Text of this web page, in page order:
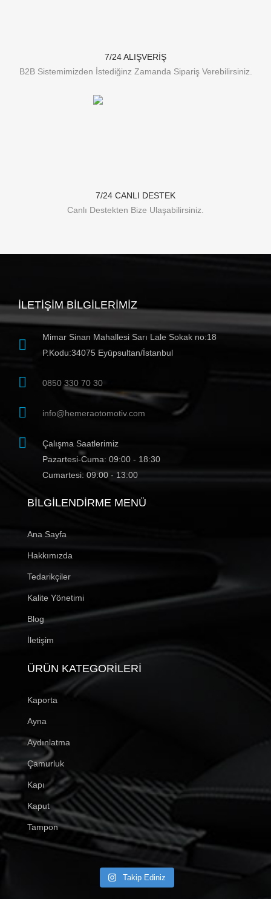
7/24 ALIŞVERİŞ
B2B Sistemimizden İstediğinz Zamanda Sipariş Verebilirsiniz.
7/24 CANLI DESTEK
Canlı Destekten Bize Ulaşabilirsiniz.
İLETIŞIM BILGILERIMIZ
Mimar Sinan Mahallesi Sarı Lale Sokak no:18
P.Kodu:34075 Eyüpsultan/İstanbul
0850 330 70 30
info@hemeraotomotiv.com
Çalışma Saatlerimiz
Pazartesi-Cuma: 09:00 - 18:30
Cumartesi: 09:00 - 13:00
BILGILENDIRME MENÜ
Ana Sayfa
Hakkımızda
Tedarikçiler
Kalite Yönetimi
Blog
İletişim
ÜRÜN KATEGORILERI
Kaporta
Ayna
Aydınlatma
Çamurluk
Kapı
Kaput
Tampon
Takip Ediniz